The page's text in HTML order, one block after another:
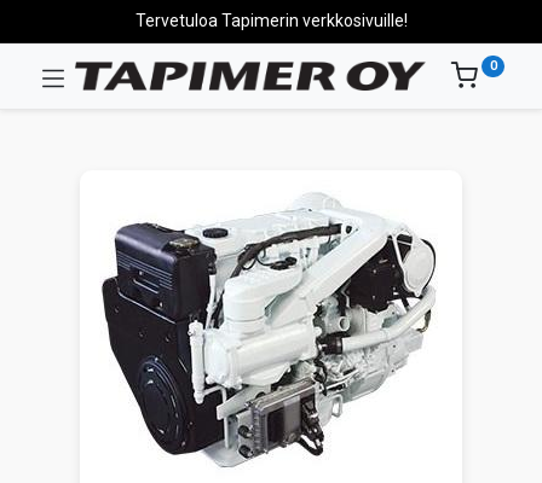
Tervetuloa Tapimerin verkkosivuille!
0